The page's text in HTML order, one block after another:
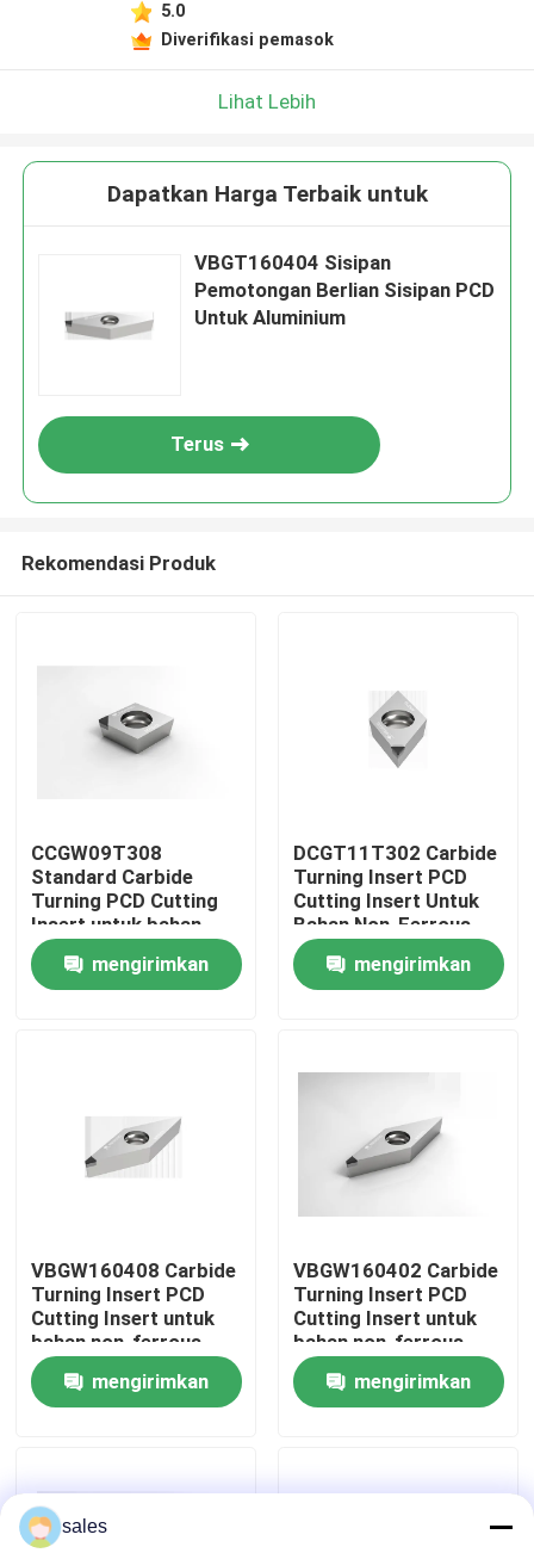
Rumah
Produk
Kontrol kualitas
Berita
Semua Kasus
Sisipan Pemotongan PCD
5.0
Diverifikasi pemasok
Lihat Lebih
Dapatkan Harga Terbaik untuk
VBGT160404 Sisipan
Pemotongan Berlian Sisipan PCD
Untuk Aluminium
Terus
Rekomendasi Produk
CCGW09T308
Standard Carbide
Turning PCD Cutting
Insert untuk bahan
non-ferrous
mengirimkan
DCGT11T302 Carbide
Turning Insert PCD
Cutting Insert Untuk
Bahan Non-Ferrous
mengirimkan
VBGW160408 Carbide
Turning Insert PCD
Cutting Insert untuk
bahan non-ferrous
mengirimkan
VBGW160402 Carbide
Turning Insert PCD
Cutting Insert untuk
bahan non-ferrous
mengirimkan
sales